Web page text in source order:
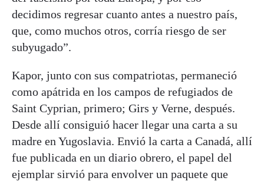
decidimos regresar cuanto antes a nuestro país,
que, como muchos otros, corría riesgo de ser
subyugado”.
Kapor, junto con sus compatriotas, permaneció
como apátrida en los campos de refugiados de
Saint Cyprian, primero; Girs y Verne, después.
Desde allí consiguió hacer llegar una carta a su
madre en Yugoslavia. Envió la carta a Canadá, allí
fue publicada en un diario obrero, el papel del
ejemplar sirvió para envolver un paquete que